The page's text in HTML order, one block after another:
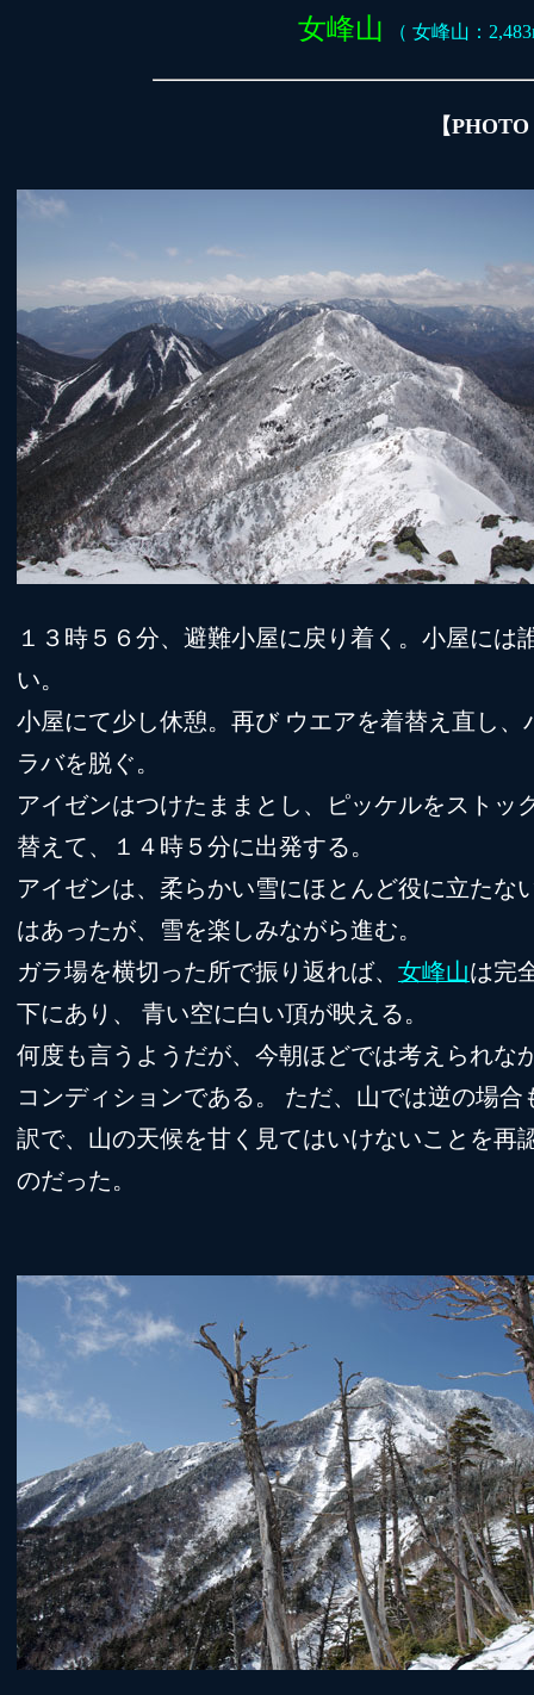
女峰山 （ 女峰山：
【
１３時５６分、避難小屋に戻り着く。小屋には
い。
小屋にて少し休憩。再び ウエアを着替え直し、
ラバを脱ぐ。
アイゼンはつけたままとし、ピッケルをストッ
替えて、１４時５分に出発する。
アイゼンは、柔らかい雪にほとんど役に立たな
はあったが、雪を楽しみながら進む。
ガラ場を横切った所で振り返れば、 女峰山は完
下にあり、 青い空に白い頂が映える。
何度も言うようだが、今朝ほどでは考えられな
コンディションである。 ただ、山では逆の場合
訳で、山の天候を甘く見てはいけないことを再
のだった。